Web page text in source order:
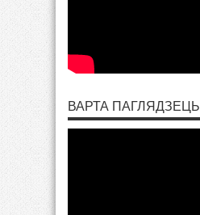
ВАРТА ПАГЛЯДЗЕЦЬ